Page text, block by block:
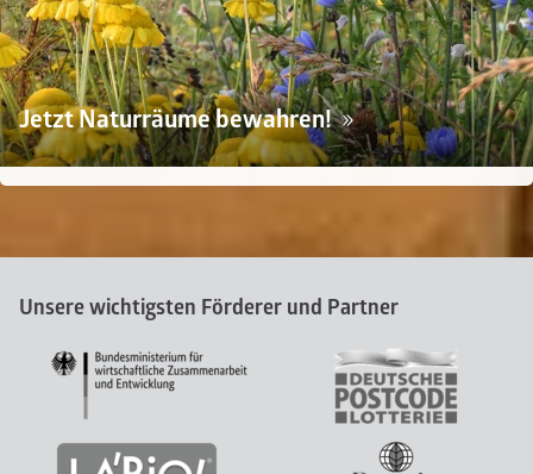
Jetzt Naturräume bewahren!
Unsere wichtigsten Förderer und Partner